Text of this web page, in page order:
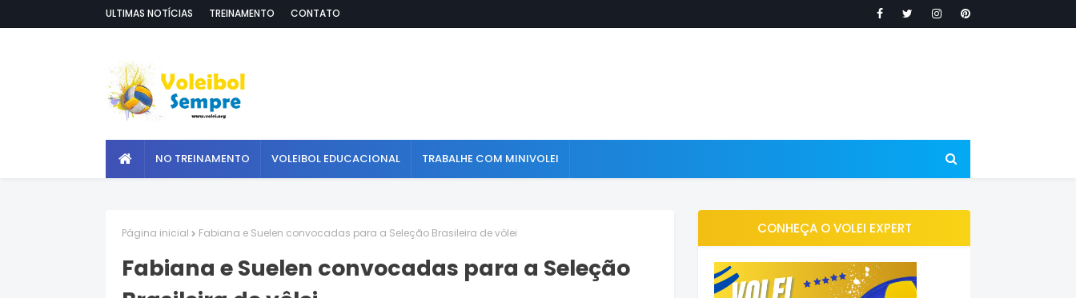
ULTIMAS NOTÍCIAS TREINAMENTO CONTATO
NO TREINAMENTO VOLEIBOL EDUCACIONAL TRABALHE COM MINIVOLEI
Página inicial Fabiana e Suelen convocadas para a Seleção Brasileira de vôlei
Fabiana e Suelen convocadas para a Seleção
CONHEÇA O VOLEI EXPERT